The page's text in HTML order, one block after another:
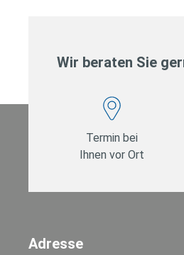
Wir beraten Sie
Termin bei
Ihnen vor Ort
Adresse